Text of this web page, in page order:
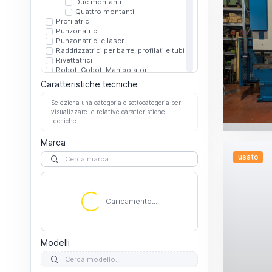
Due montanti
Quattro montanti
Profilatrici
Punzonatrici
Punzonatrici e laser
Raddrizzatrici per barre, profilati e tubi
Rivettatrici
Robot, Cobot, Manipolatori
Altri robot cobot manipolatori
Per saldatura
Rullatrici
Sbarbatrici sbavatrici
Scantonatrici
Taglio laser
3D
Altri
Altro
Laser tubo
Taglio plasma
Caratteristiche tecniche
Seleziona una categoria o sottocategoria per
visualizzare le relative caratteristiche
tecniche
Marca
Caricamento... Caricamento...
Modelli
usato